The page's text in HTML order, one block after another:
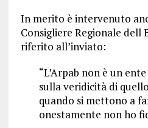
In merito è intervenuto
Consigliere Regionale dell
riferito all’inviato:
“L’Arpab non è un
sulla veridicità di
quando si mettono a
onestamente non ho